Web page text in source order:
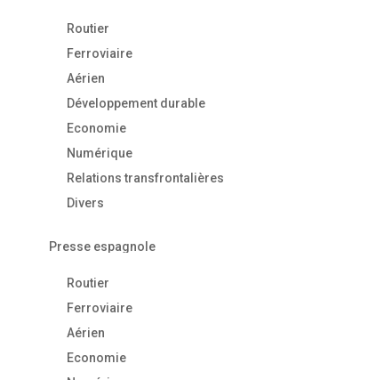
Routier
Ferroviaire
Aérien
Développement durable
Economie
Numérique
Relations transfrontalières
Divers
Presse espagnole
Routier
Ferroviaire
Aérien
Economie